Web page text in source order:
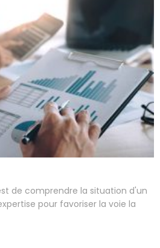
de comprendre la situation d'un
pour favoriser la voie la